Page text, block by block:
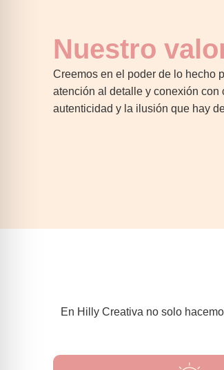
Nuestro
Creemos en el poder de lo hecho
atención al detalle y conexión con
autenticidad y la ilusión que hay
En Hilly Creativa no solo